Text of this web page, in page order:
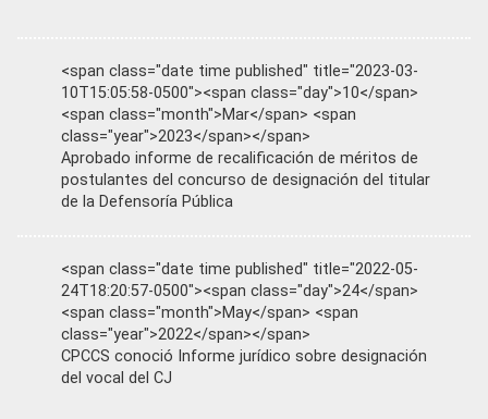
<span class="date time published" title="2023-03-
10T15:05:58-0500"><span class="day">10</span>
<span class="month">Mar</span> <span
class="year">2023</span></span>
Aprobado informe de recalificación de méritos de
postulantes del concurso de designación del titular
de la Defensoría Pública
<span class="date time published" title="2022-05-
24T18:20:57-0500"><span class="day">24</span>
<span class="month">May</span> <span
class="year">2022</span></span>
CPCCS conoció Informe jurídico sobre designación
del vocal del CJ